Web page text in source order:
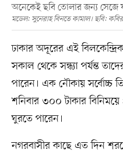
অনেকেই ছবি তোলার জন্য সেজে
মডেল: সুনেরাহ বিনতে কামাল। ছবি:
ঢাকার অদূরের এই
সকাল থেকে সন্ধ্যা পর্যন্ত
পারেন। এক নৌকায় সর্বোচ্চ
শনিবার ৩০০ টাকার
ঘুরতে পারেন।
নগরবাসীর কাছে এত দিন